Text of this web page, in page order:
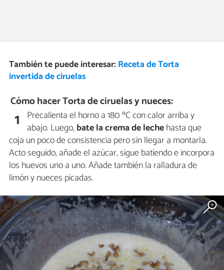
También te puede interesar: Receta de Torta
invertida de ciruelas
Cómo hacer Torta de ciruelas y nueces:
1 Precalienta el horno a 180 ºC con calor arriba y
abajo. Luego,bate la crema de lechehasta que
coja un poco de consistencia pero sin llegar a montarla.
Acto seguido, añade el azúcar, sigue batiendo e incorpora
los huevos uno a uno. Añade también la ralladura de
limón y nueces picadas.